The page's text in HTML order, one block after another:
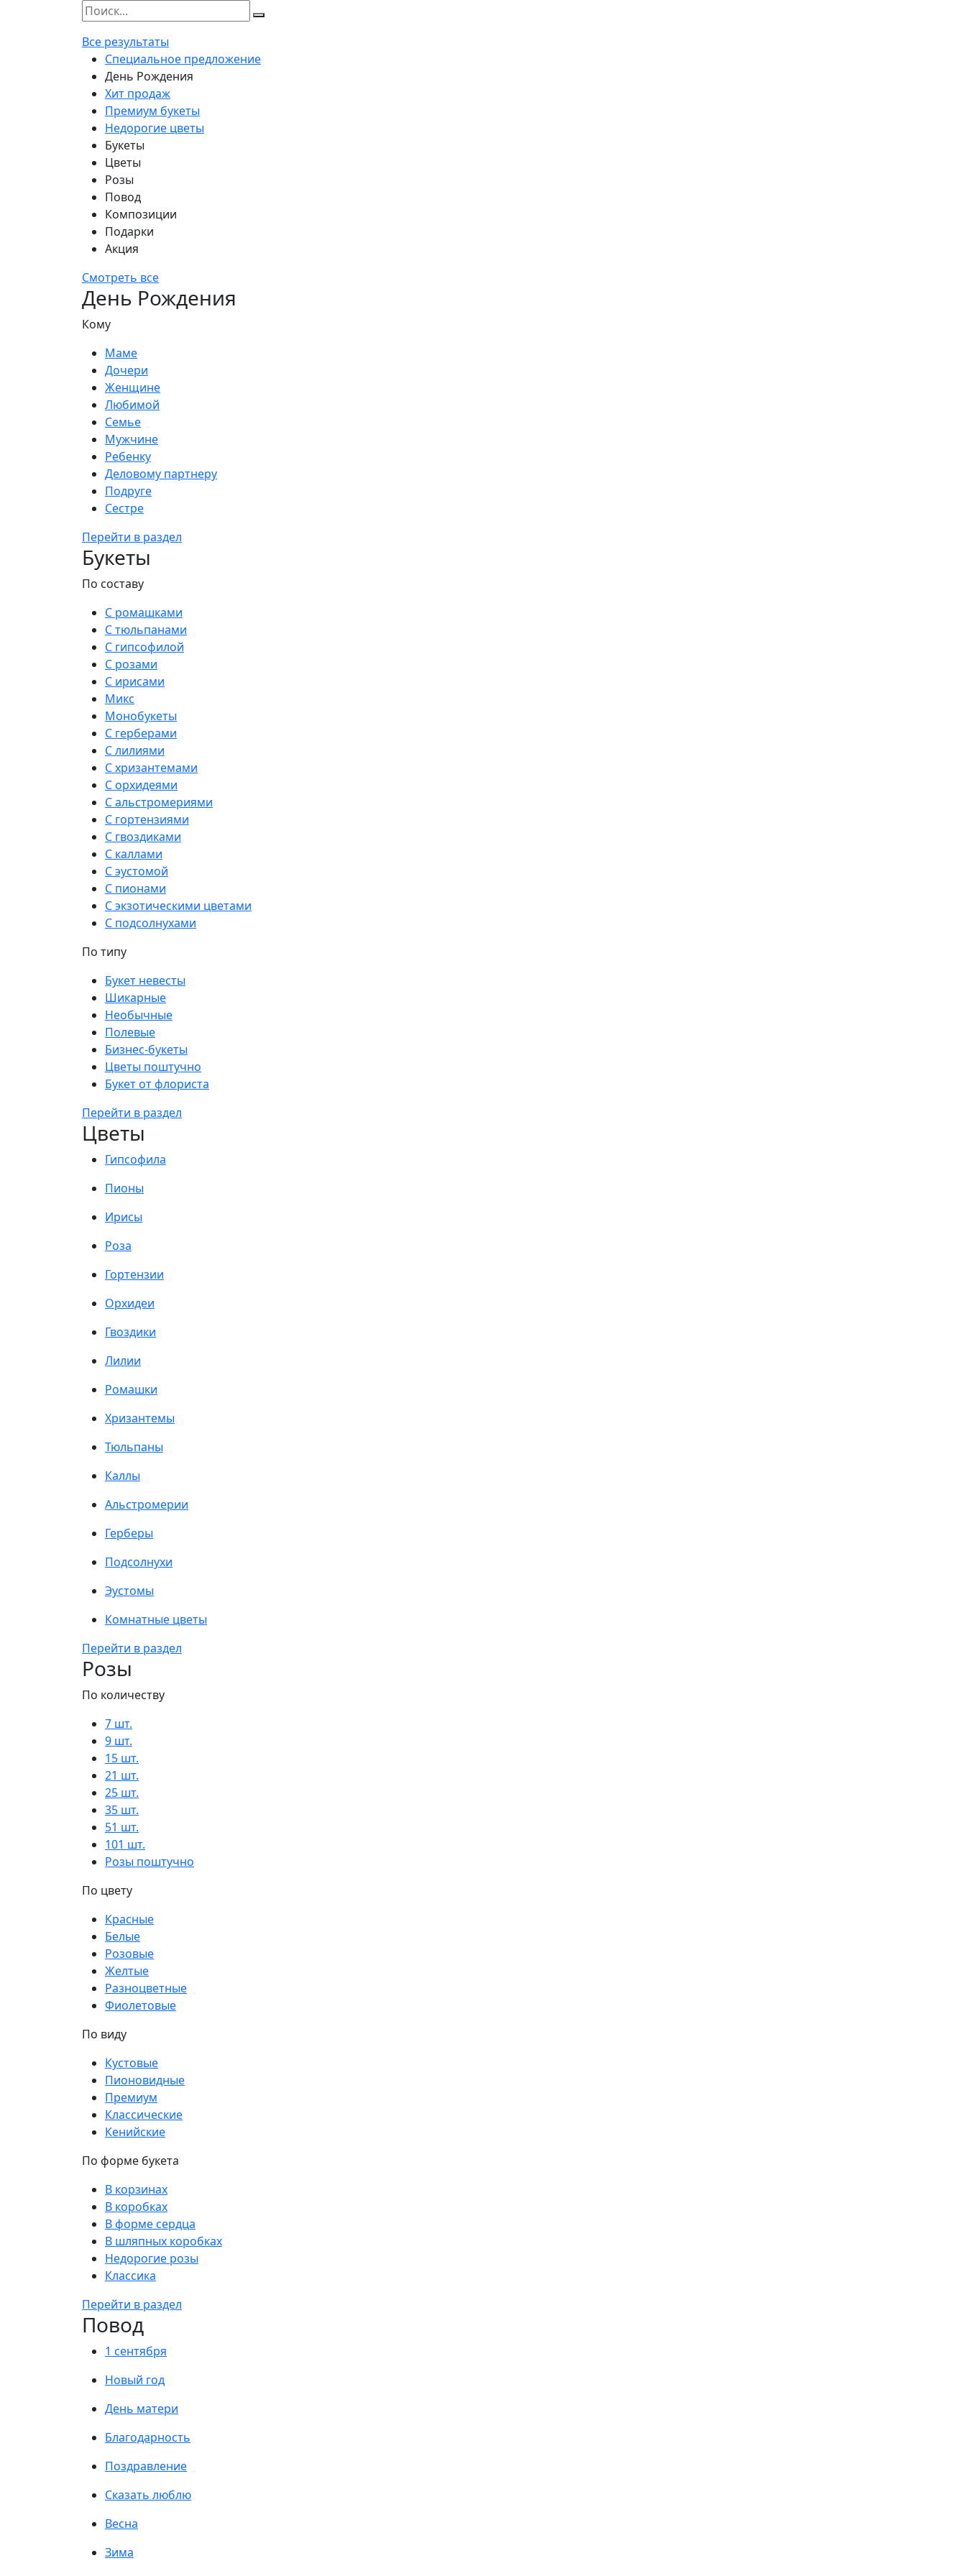
Все результаты
Специальное предложение
День Рождения
Хит продаж
Премиум букеты
Недорогие цветы
Букеты
Цветы
Розы
Повод
Композиции
Подарки
Акция
Смотреть все
День Рождения
Кому
Маме
Дочери
Женщине
Любимой
Семье
Мужчине
Ребенку
Деловому партнеру
Подруге
Сестре
Перейти в раздел
Букеты
По составу
С ромашками
С тюльпанами
С гипсофилой
С розами
С ирисами
Микс
Монобукеты
С герберами
С лилиями
С хризантемами
С орхидеями
С альстромериями
С гортензиями
С гвоздиками
С каллами
С эустомой
С пионами
С экзотическими цветами
С подсолнухами
По типу
Букет невесты
Шикарные
Необычные
Полевые
Бизнес-букеты
Цветы поштучно
Букет от флориста
Перейти в раздел
Цветы
Гипсофила
Пионы
Ирисы
Роза
Гортензии
Орхидеи
Гвоздики
Лилии
Ромашки
Хризантемы
Тюльпаны
Каллы
Альстромерии
Герберы
Подсолнухи
Эустомы
Комнатные цветы
Перейти в раздел
Розы
По количеству
7 шт.
9 шт.
15 шт.
21 шт.
25 шт.
35 шт.
51 шт.
101 шт.
Розы поштучно
По цвету
Красные
Белые
Розовые
Желтые
Разноцветные
Фиолетовые
По виду
Кустовые
Пионовидные
Премиум
Классические
Кенийские
По форме букета
В корзинах
В коробках
В форме сердца
В шляпных коробках
Недорогие розы
Классика
Перейти в раздел
Повод
1 сентября
Новый год
День матери
Благодарность
Поздравление
Сказать люблю
Весна
Зима